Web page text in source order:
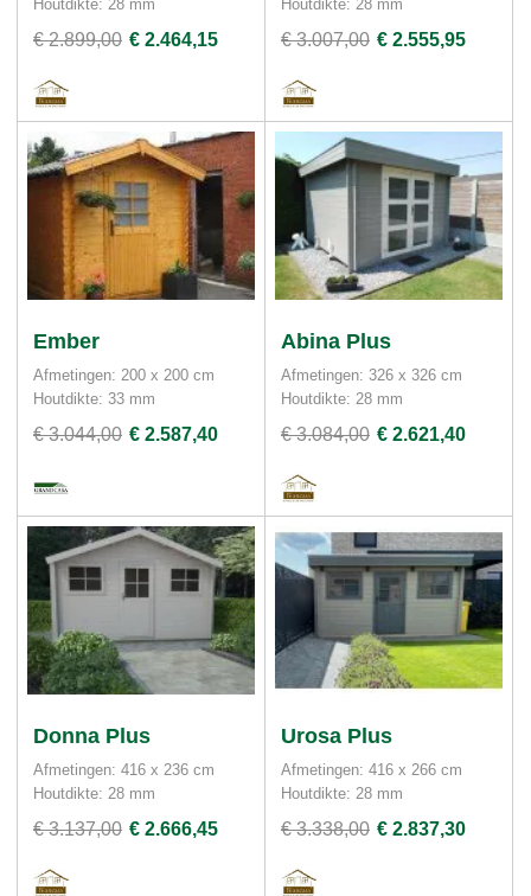
Houtdikte: 28 mm
€ 2.899,00 € 2.464,15
Houtdikte: 28 mm
€ 3.007,00 € 2.555,95
Ember
Afmetingen: 200 x 200 cm
Houtdikte: 33 mm
€ 3.044,00 € 2.587,40
Abina Plus
Afmetingen: 326 x 326 cm
Houtdikte: 28 mm
€ 3.084,00 € 2.621,40
Donna Plus
Afmetingen: 416 x 236 cm
Houtdikte: 28 mm
€ 3.137,00 € 2.666,45
Urosa Plus
Afmetingen: 416 x 266 cm
Houtdikte: 28 mm
€ 3.338,00 € 2.837,30